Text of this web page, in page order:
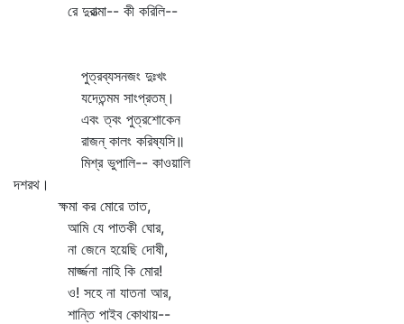
রে দুরাত্মা-- কী করিলি--
পুত্রব্যসনজং দুঃখং
যদেতন্মম সাংপ্রতম্‌।
এবং ত্বং পুত্রশোকেন
রাজন্‌ কালং করিষ্যসি॥
মিশ্র ভুপালি-- কাওয়ালি
দশরথ।
ক্ষমা কর মোরে তাত,
আমি যে পাতকী ঘোর,
না জেনে হয়েছি দোষী,
মার্জ্জনা নাহি কি মোর!
ও! সহে না যাতনা আর,
শান্তি পাইব কোথায়--